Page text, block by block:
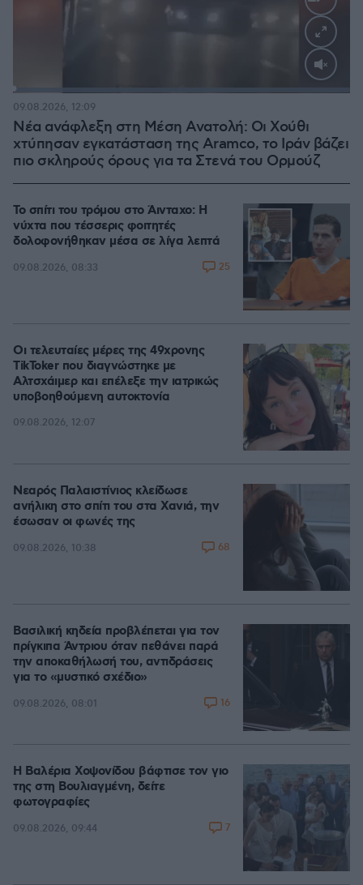
Νέα ανάφλεξη στη Μέση Ανατολή: Οι Χούθι
χτύπησαν εγκατάσταση της Aramco, το Ιράν βάζει
πιο σκληρούς όρους για τα Στενά του Ορμούζ
09.08.2026, 12:09
Το σπίτι του τρόμου στο Άινταχο: Η
νύχτα που τέσσερις φοιτητές
δολοφονήθηκαν μέσα σε λίγα λεπτά
09.08.2026, 08:33 25
Οι τελευταίες μέρες της 49χρονης
TikToker που διαγνώστηκε με
Αλτσχάιμερ και επέλεξε την ιατρικώς
υποβοηθούμενη αυτοκτονία
09.08.2026, 12:07
Νεαρός Παλαιστίνιος κλείδωσε
ανήλικη στο σπίτι του στα Χανιά, την
έσωσαν οι φωνές της
09.08.2026, 10:38 68
Βασιλική κηδεία προβλέπεται για τον
πρίγκιπα Άντριου όταν πεθάνει παρά
την αποκαθήλωσή του, αντιδράσεις
για το «μυστικό σχέδιο»
09.08.2026, 08:01 16
Η Βαλέρια Χοψονίδου βάφτισε τον γιο
της στη Βουλιαγμένη, δείτε
φωτογραφίες
09.08.2026, 09:44 7